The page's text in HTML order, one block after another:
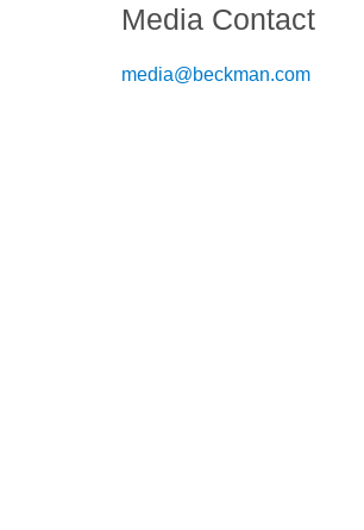
Media Contact
media@beckman.com